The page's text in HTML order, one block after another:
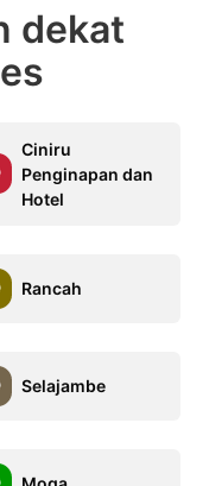
dekat
Ciniru
Penginapan dan
Hotel
Rancah
Selajambe